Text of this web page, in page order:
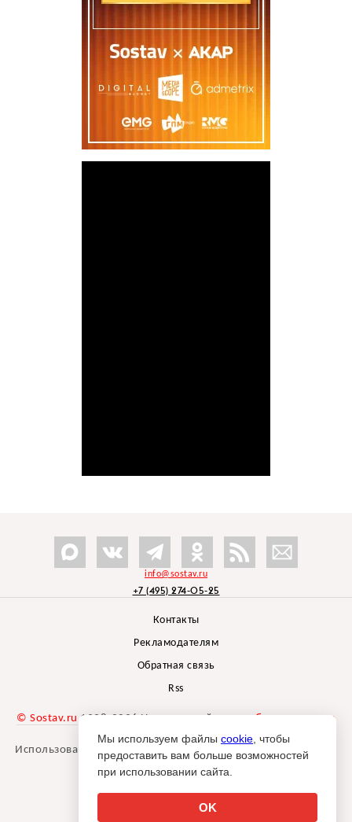
info@sostav.ru
+7 (495) 274-05-25
Контакты
Рекламодателям
Обратная связь
Rss
© Sostav.ru 1998-2026 Независимый проектбрендингового
агентства Depot
Использование материалов Sostav.ru допустимо только при
указании источника.
Мы используем файлы cookie , чтобы
предоставить вам больше возможностей
при использовании сайта.
OK